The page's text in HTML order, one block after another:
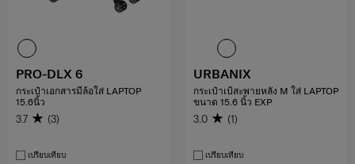
PRO-DLX 6
กระเป๋าเอกสารมีล้อใส่ LAPTOP
15.6นิ้ว
3.7 (3)
เปรียบเทียบ
URBANIX
กระเป๋าเป้สะพายหลัง M ใส่ LAPTOP
ขนาด 15.6 นิ้ว EXP
3.0 (1)
เปรียบเทียบ